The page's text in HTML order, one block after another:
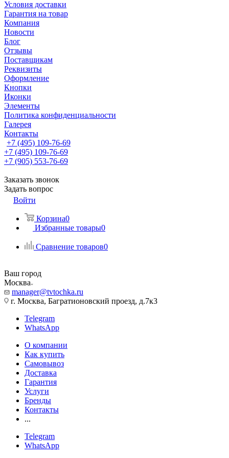
Условия доставки
Гарантия на товар
Компания
Новости
Блог
Отзывы
Поставщикам
Реквизиты
Оформление
Кнопки
Иконки
Элементы
Политика конфиденциальности
Галерея
Контакты
+7 (495) 109-76-69
+7 (495) 109-76-69
+7 (905) 553-76-69
Заказать звонок
Задать вопрос
Войти
Корзина0
Избранные товары0
Сравнение товаров0
Ваш город
Москва
manager@tvtochka.ru
г. Москва, Багратионовский проезд, д.7к3
Telegram
WhatsApp
О компании
Как купить
Самовывоз
Доставка
Гарантия
Услуги
Бренды
Контакты
...
Telegram
WhatsApp